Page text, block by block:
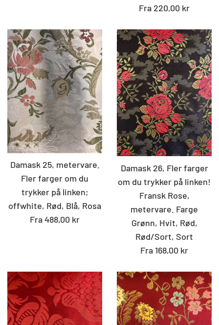
Fra 220,00 kr
Damask 25, metervare.
Fler farger om du
trykker på linken;
offwhite, Rød, Blå, Rosa
Fra 488,00 kr
Damask 26, Fler farger
om du trykker på linken!
Fransk Rose,
metervare. Farge
Grønn, Hvit, Rød,
Rød/Sort, Sort
Fra 168,00 kr